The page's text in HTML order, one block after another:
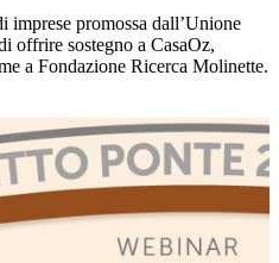
imprese promossa dall’Unione
offrire sostegno a CasaOz,
a Fondazione Ricerca Molinette.